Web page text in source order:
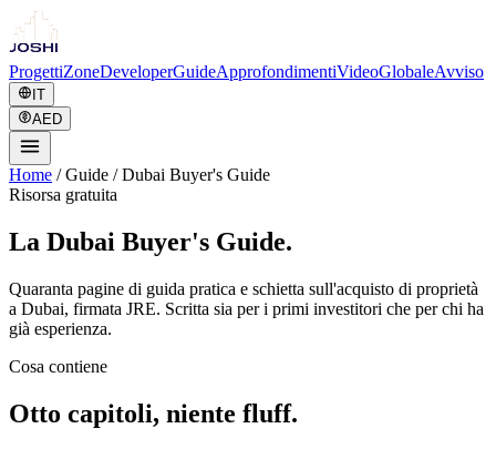
ProgettiZoneDeveloperGuideApprofondimentiVideoGlobaleAvviso
IT
AED
Home /Guide / Dubai Buyer's Guide
Risorsa gratuita
La Dubai Buyer's Guide.
Quaranta pagine di guida pratica e schietta sull'acquisto di proprietà
a Dubai, firmata JRE. Scritta sia per i primi investitori che per chi ha
già esperienza.
Cosa contiene
Otto capitoli, niente fluff.